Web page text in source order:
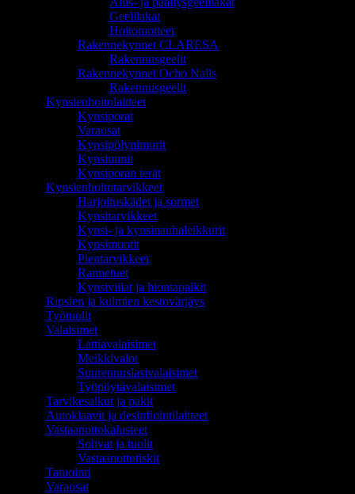
Geelilakat
Hoitotuotteet
Rakennekynnet CLARESA
Rakennusgeelit
Rakennekynnet Ocho Nails
Rakennusgeelit
Kynsienhoitolaitteet
Kynsiporat
Varaosat
Kynsipölynimurit
Kynsiuunit
Kynsiporan terät
Kynsienhoitotarvikkeet
Harjoituskädet ja sormet
Kynsitarvikkeet
Kynsi- ja kynsinauhaleikkurit
Kynsimuotit
Pientarvikkeet
Rannetuet
Kynsiviilat ja hiontapalkit
Ripsien ja kulmien kestovärjäys
Työtuolit
Valaisimet
Lattiavalaisimet
Meikkivalot
Suurennuslasivalaisimet
Työpöytävalaisimet
Tarvikesalkut ja pakit
Autoklaavit ja desinfiointilaitteet
Vastaanottokalusteet
Sohvat ja tuolit
Vastaanottotiskit
Tatuointi
Varaosat